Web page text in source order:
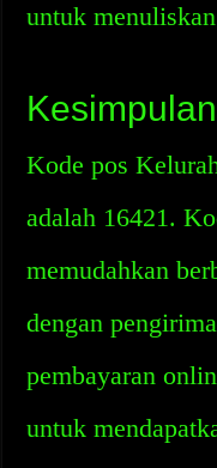
untuk
Kesimpulan
Kode pos
adalah 16421.
memudahkan
dengan
pembayaran
untuk